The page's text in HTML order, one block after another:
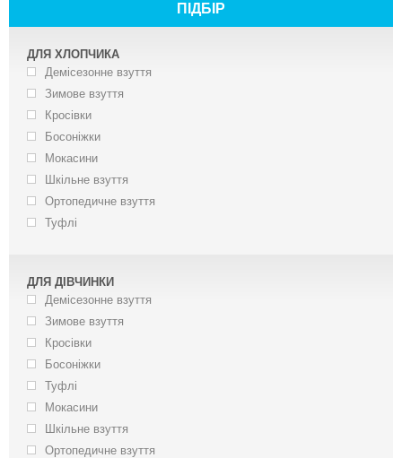
ПІДБІР
ДЛЯ ХЛОПЧИКА
Демісезонне взуття
Зимове взуття
Кросівки
Босоніжки
Мокасини
Шкільне взуття
Ортопедичне взуття
Туфлі
ДЛЯ ДІВЧИНКИ
Демісезонне взуття
Зимове взуття
Кросівки
Босоніжки
Туфлі
Мокасини
Шкільне взуття
Ортопедичне взуття